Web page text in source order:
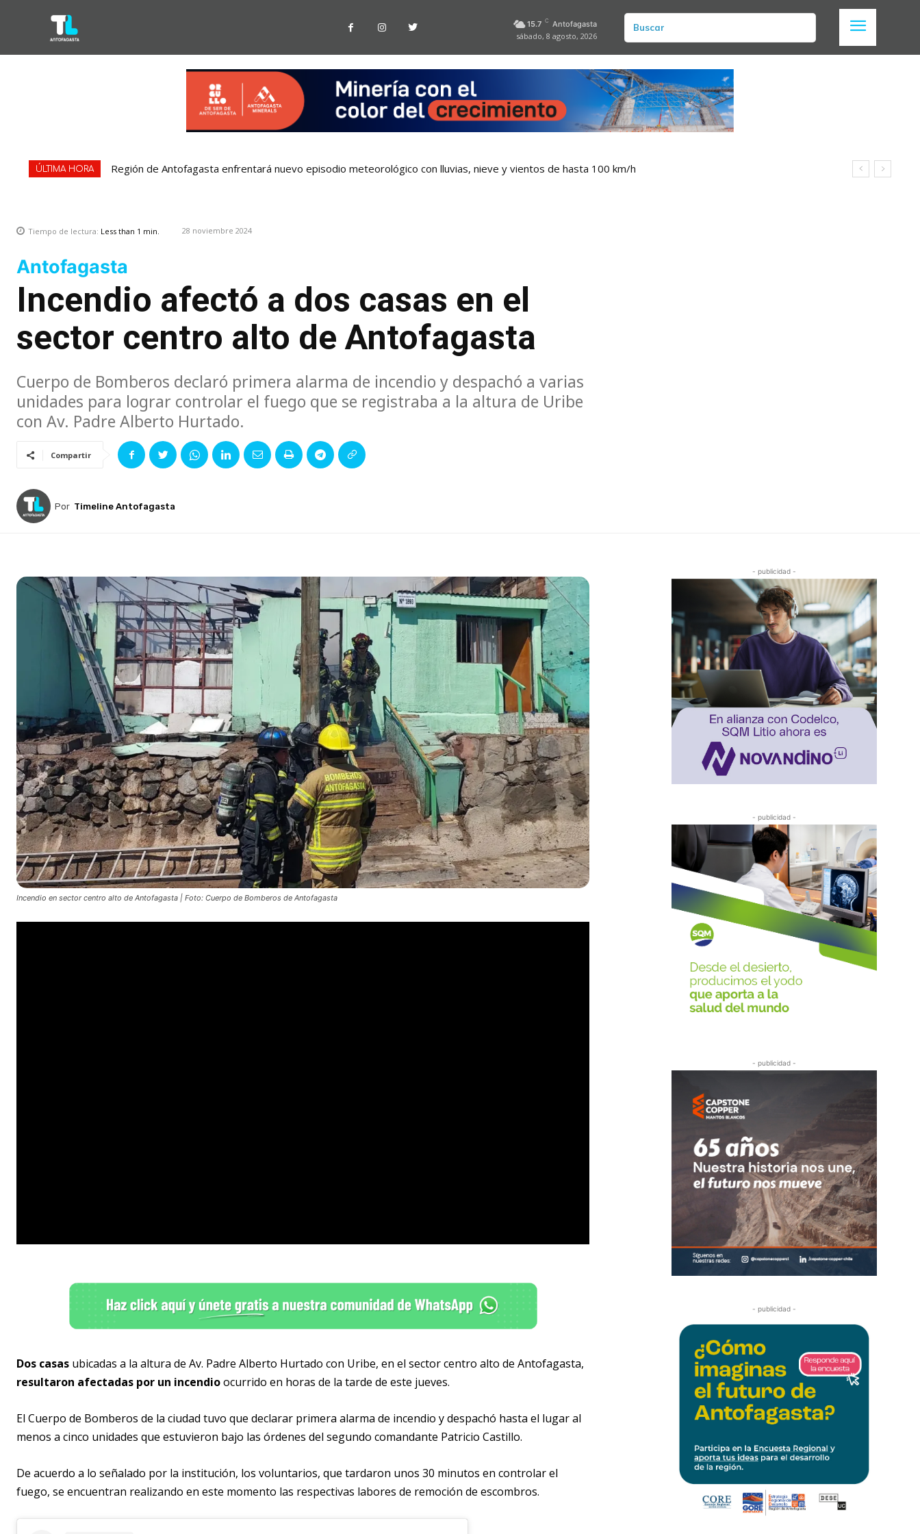
15.7 C Antofagasta
sábado, 8 agosto, 2026
Buscar
ÚLTIMA HORA Región de Antofagasta enfrentará nuevo episodio meteorológico con lluvias, nieve y vientos de hasta 100 km/h
Tiempo de lectura: Less than 1 min. 28 noviembre 2024
Antofagasta
Incendio afectó a dos casas en el
sector centro alto de Antofagasta
Cuerpo de Bomberos declaró primera alarma de incendio y despachó a varias
unidades para lograr controlar el fuego que se registraba a la altura de Uribe
con Av. Padre Alberto Hurtado.
Compartir
Por Timeline Antofagasta
Incendio en sector centro alto de Antofagasta | Foto: Cuerpo de Bomberos de Antofagasta
Dos casas ubicadas a la altura de Av. Padre Alberto Hurtado con Uribe, en el sector centro alto de Antofagasta,
resultaron afectadas por un incendioocurrido en horas de la tarde de este jueves.
El Cuerpo de Bomberos de la ciudad tuvo que declarar primera alarma de incendio y despachó hasta el lugar al
menos a cinco unidades que estuvieron bajo las órdenes del segundo comandante Patricio Castillo.
De acuerdo a lo señalado por la institución, los voluntarios, que tardaron unos 30 minutos en controlar el
fuego, se encuentran realizando en este momento las respectivas labores de remoción de escombros.
- publicidad -
- publicidad -
- publicidad -
- publicidad -